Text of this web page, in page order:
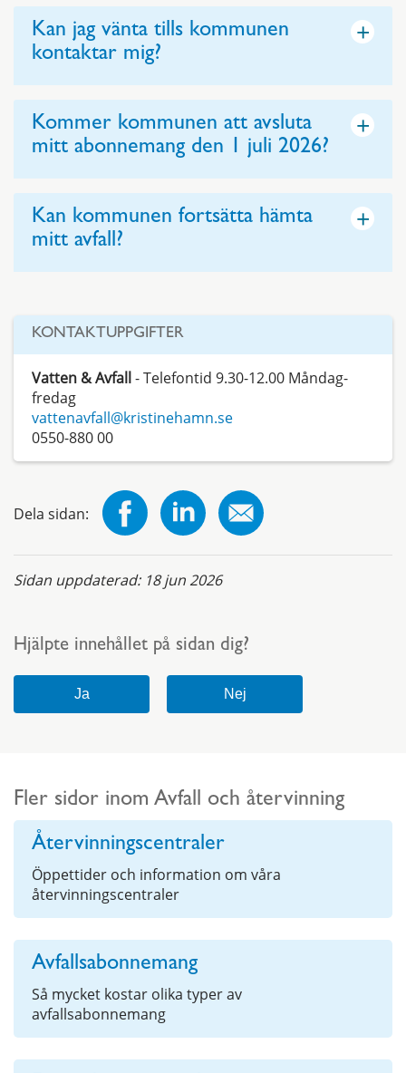
Kan jag vänta tills kommunen
kontaktar mig?
+
Kommer kommunen att avsluta
mitt abonnemang den 1 juli 2026?
+
Kan kommunen fortsätta hämta
mitt avfall?
+
KONTAKTUPPGIFTER
Vatten & Avfall- Telefontid 9.30-12.00 Måndag-
fredag
vattenavfall@kristinehamn.se
0550-880 00
Dela sidan:
Sidan uppdaterad: 18 jun 2026
Hjälpte innehållet på sidan dig?
Fler sidor inom Avfall och återvinning
Återvinningscentraler
Öppettider och information om våra
återvinningscentraler
Avfallsabonnemang
Så mycket kostar olika typer av
avfallsabonnemang